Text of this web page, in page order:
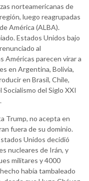
norteamericanas de
luego reagrupadas
América (ALBA).
Estados Unidos bajo
al
Américas parecen virar a
en Argentina, Bolivia,
en Brasil, Chile,
del Siglo XXI
Trump, no acepta en
fuera de su dominio.
Unidos decidió
nucleares de Irán, y
militares y 4000
había tambaleado